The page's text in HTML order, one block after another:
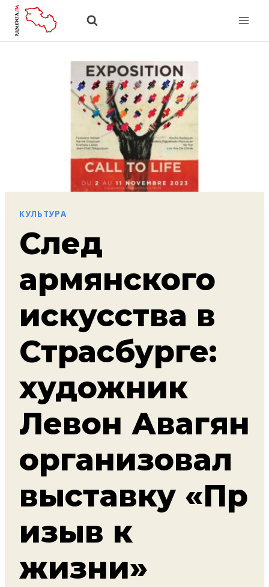
Перейти
КУЛЬТУРА
След
армянского
искусства в
Страсбурге:
художник
Левон Авагян
организовал
выставку «Пр
изыв к
жизни»